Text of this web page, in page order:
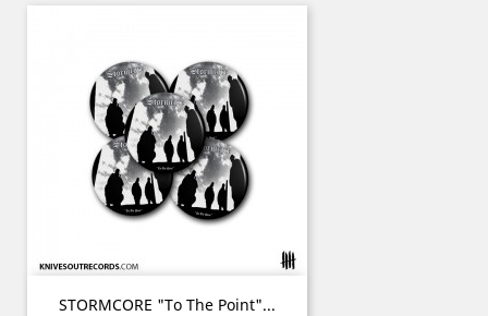
STORMCORE "To The Point"...